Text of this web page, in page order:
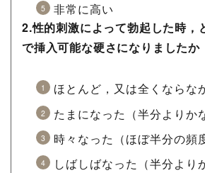
非常に高い
2.性的刺激によって勃起した時，
で挿入可能な硬さになりましたか
ほとんど，又は全くならな
たまになった（半分よりか
時々なった（ほぼ半分の頻
しばしばなった（半分より